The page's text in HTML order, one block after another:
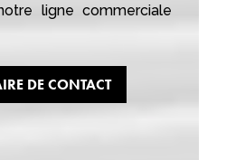
ligne commerciale
DE CONTACT